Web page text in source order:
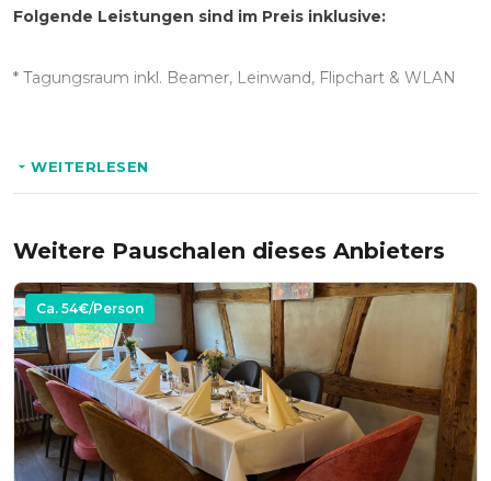
Folgende Leistungen sind im Preis inklusive:
* Tagungsraum inkl. Beamer, Leinwand, Flipchart & WLAN
WEITERLESEN
Weitere Pauschalen dieses Anbieters
Ca. 54€/Person